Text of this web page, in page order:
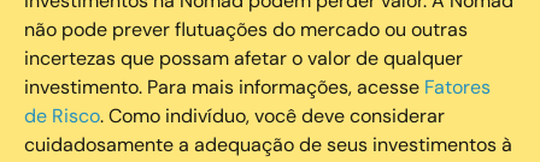
não pode prever flutuações do mercado ou outras
incertezas que possam afetar o valor de qualquer
investimento. Para mais informações, acesse Fatores
de Risco. Como indivíduo, você deve considerar
cuidadosamente a adequação de seus investimentos à